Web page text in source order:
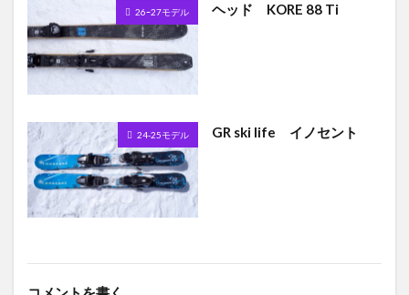
26ｰ27モデル ヘッド KORE 88 Ti
24-25モデル GR ski life イノセント